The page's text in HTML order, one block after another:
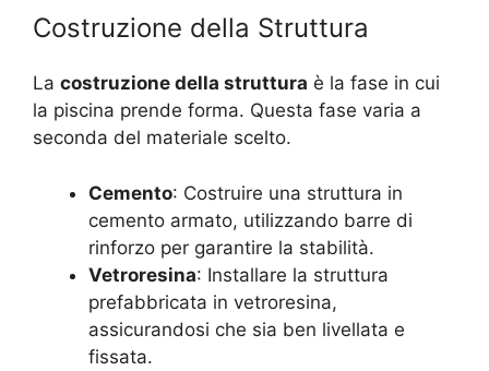
Costruzione della Struttura
La costruzione della struttura è la fase in cui
la piscina prende forma. Questa fase varia a
seconda del materiale scelto.
Cemento: Costruire una struttura in
cemento armato, utilizzando barre di
rinforzo per garantire la stabilità.
Vetroresina: Installare la struttura
prefabbricata in vetroresina,
assicurandosi che sia ben livellata e
fissata.